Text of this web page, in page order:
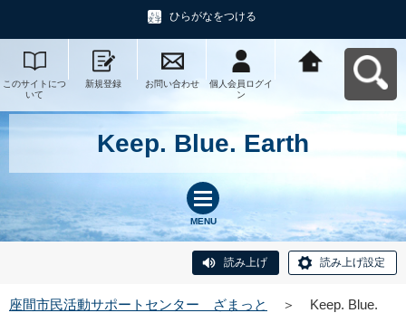
ひらがなをつける
このサイトにつ
いて
新規登録 お問い合わせ
個人会員ログイ
ン
Keep. Blue. Earth
MENU
読み上げ 読み上げ設定
座間市民活動サポートセンター ざまっと ＞
Keep. Blue.